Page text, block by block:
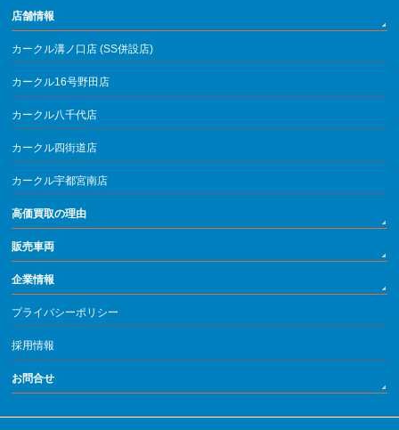
店舗情報
カークル溝ノ口店 (SS併設店)
カークル16号野田店
カークル八千代店
カークル四街道店
カークル宇都宮南店
高価買取の理由
販売車両
企業情報
プライバシーポリシー
採用情報
お問合せ